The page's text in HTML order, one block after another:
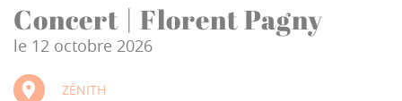
Concert | Florent Pagny
le 12 octobre 2026
ZÉNITH